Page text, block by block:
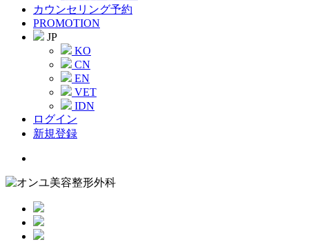
カウンセリング予約
PROMOTION
JP
KO
CN
EN
VET
IDN
ログイン
新規登録